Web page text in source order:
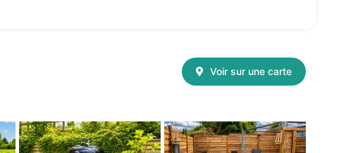
Voir sur une carte